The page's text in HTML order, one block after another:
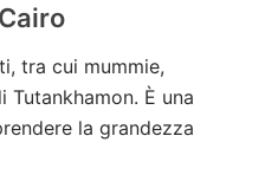
tra cui mummie,
È una
la grandezza